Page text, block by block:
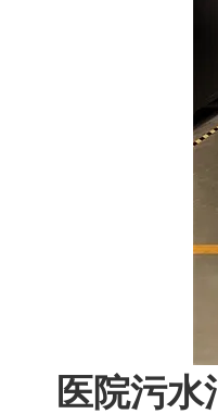
医院污